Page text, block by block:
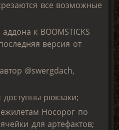
все возможные
к BOOMSTICKS
версия от
@swergdach,
рюкзаки;
Носорог по
для артефактов;